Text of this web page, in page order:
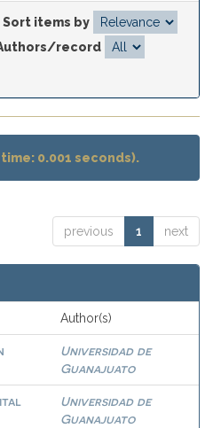
Sort items by
record
0.001 seconds).
previous 1 next
Author(s)
Universidad de
Guanajuato
Universidad de
Guanajuato